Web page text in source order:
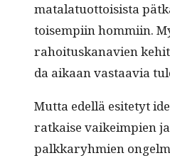
mata­latuot­toi­sista
toisem­pi­in hom­mi­in.
rahoi­tuskanavien
da aikaan vas­taavia
Mut­ta edel­lä esite­tyt
ratkaise vaikeimpi­en
palkkaryh­mien